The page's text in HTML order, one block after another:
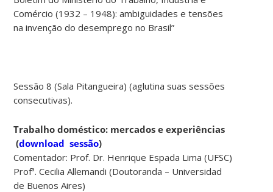
Comércio (1932 – 1948): ambiguidades e tensões
na invenção do desemprego no Brasil”
Sessão 8 (Sala Pitangueira) (aglutina suas sessões
consecutivas).
Trabalho doméstico: mercados e experiências
(download sessão)
Comentador: Prof. Dr. Henrique Espada Lima (UFSC)
Profª. Cecilia Allemandi (Doutoranda – Universidad
de Buenos Aires)